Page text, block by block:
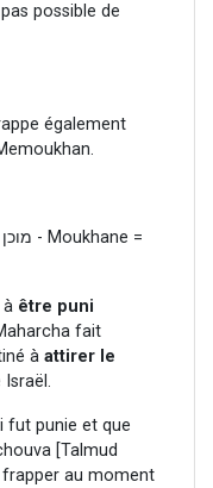
possible de
également
à être puni
fait
à attirer le
fut punie et que
[Talmud
frapper au moment